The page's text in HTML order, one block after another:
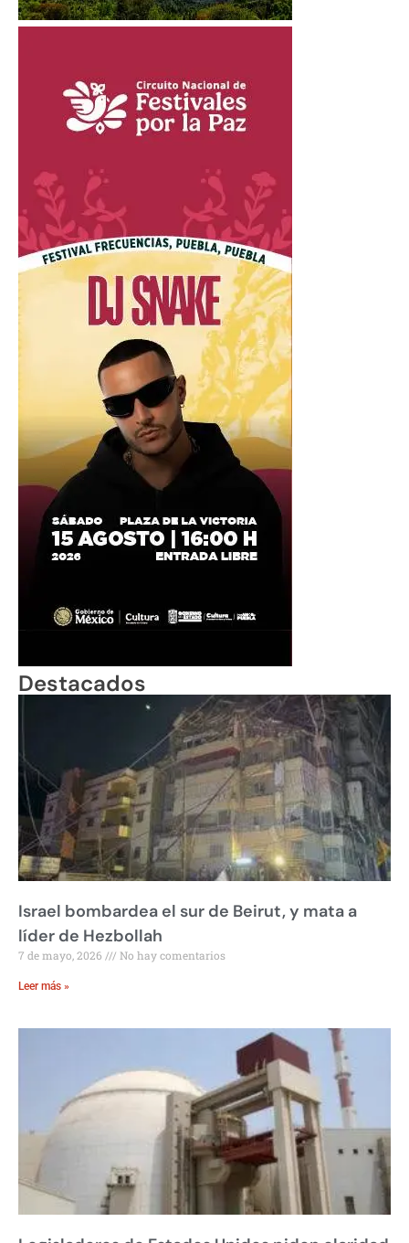
Destacados
Israel bombardea el sur de Beirut, y mata a
líder de Hezbollah
7 de mayo, 2026 No hay comentarios
Leer más »